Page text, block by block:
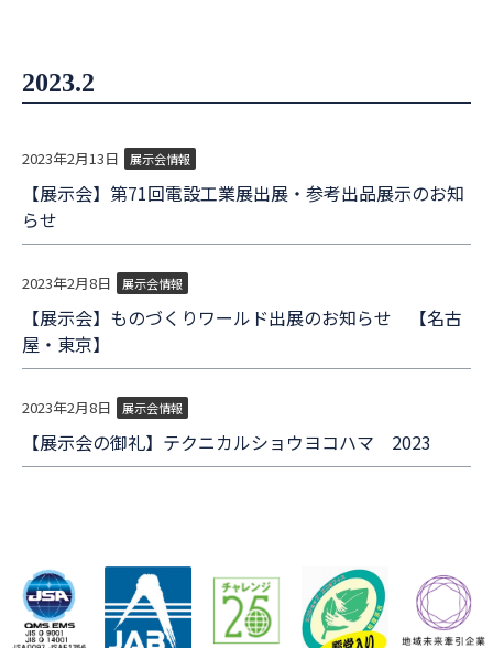
2023.2
2023年2月13日 展示会情報
【展示会】第71回電設工業展出展・参考出品展示のお知
らせ
2023年2月8日 展示会情報
【展示会】ものづくりワールド出展のお知らせ 【名古
屋・東京】
2023年2月8日 展示会情報
【展示会の御礼】テクニカルショウヨコハマ 2023